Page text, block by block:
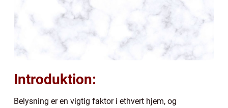
Introduktion:
Belysning er en vigtig faktor i ethvert hjem, og